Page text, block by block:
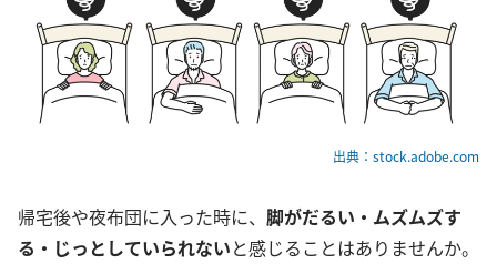
出典：stock.adobe.com
帰宅後や夜布団に入った時に、 脚がだるい・ムズムズす
る・じっとしていられないと感じることはありませんか。